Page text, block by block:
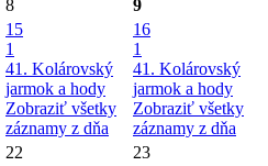
8 9
15
1
41. Kolárovský
jarmok a hody
Zobraziť všetky
záznamy z dňa
16
1
41. Kolárovský
jarmok a hody
Zobraziť všetky
záznamy z dňa
22
23